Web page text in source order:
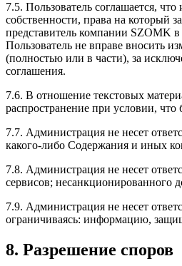
7.5. Пользователь соглашается,
собственности, права на
представитель компании SZOMK в
Пользователь не вправе вносить
(полностью или в части), за
соглашения.
7.6. В отношение текстовых
распространение при условии,
7.7. Администрация не несет
какого-либо Содержания и иных
7.8. Администрация не несет
сервисов; несанкционированного
7.9. Администрация не несет
ограничиваясь: информацию,
8. Разрешение споров